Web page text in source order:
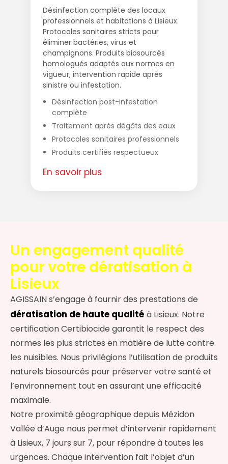
Désinfection complète des locaux
professionnels et habitations à Lisieux.
Protocoles sanitaires stricts pour
éliminer bactéries, virus et
champignons. Produits biosourcés
homologués adaptés aux normes en
vigueur, intervention rapide après
sinistre ou infestation.
Désinfection post-infestation
complète
Traitement après dégâts des eaux
Protocoles sanitaires professionnels
Produits certifiés respectueux
En savoir plus
Un engagement qualité
pour votre dératisation à
Lisieux
AGISSAIN s’engage à fournir des prestations de
dératisation de haute qualité à Lisieux. Notre
certification Certibiocide garantit le respect des
normes les plus strictes en matière de lutte contre
les nuisibles. Nous privilégions l’utilisation de produits
naturels biosourcés pour préserver votre santé et
l’environnement tout en assurant une efficacité
maximale.
Notre proximité géographique depuis Mézidon
Vallée d’Auge nous permet d’intervenir rapidement
à Lisieux, 7 jours sur 7, pour répondre à toutes les
urgences. Chaque intervention fait l’objet d’un